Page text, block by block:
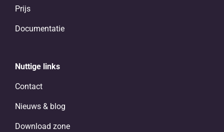
Prijs
Documentatie
Nuttige links
Contact
Nieuws & blog
Download zone